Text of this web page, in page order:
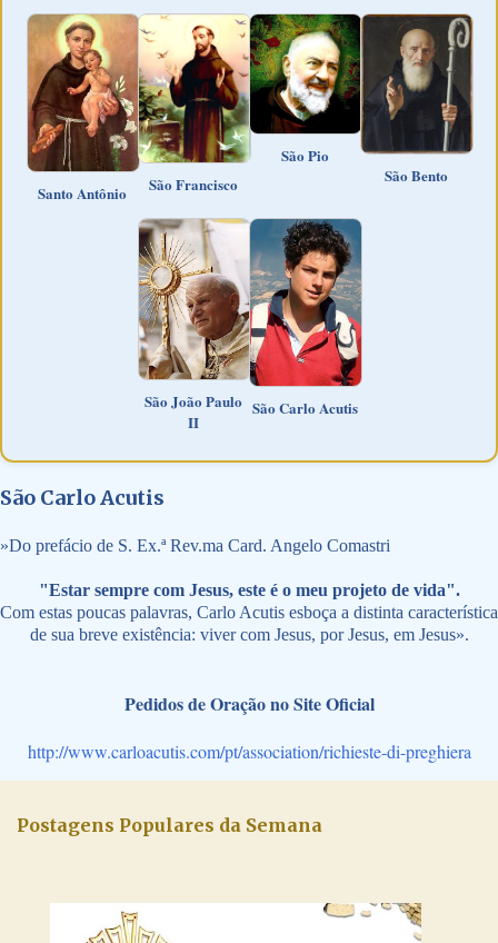
Santo Antônio São Francisco
São Pio
São Bento
São João Paulo
II
São Carlo Acutis
São Carlo Acutis
»Do prefácio de S. Ex.ª Rev.ma Card. Angelo Comastri
"Estar sempre com Jesus, este é o meu projeto de vida".
Com estas poucas palavras, Carlo Acutis esboça a distinta característica
de sua breve existência: viver com Jesus, por Jesus, em Jesus».
Pedidos de Oração no Site Oficial
http://www.carloacutis.com/pt/association/richieste-di-preghiera
Postagens Populares da Semana